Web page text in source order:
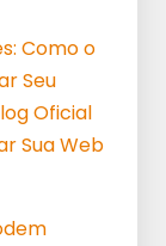
Como o
Seu
Oficial
Sua Web